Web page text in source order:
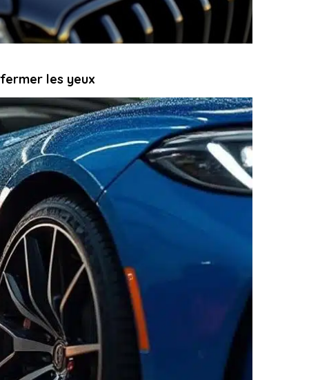
les yeux